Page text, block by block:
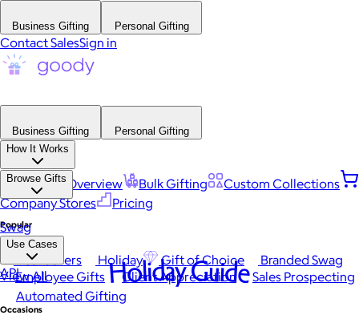
Business Gifting Personal Gifting
Contact SalesSign in
Business Gifting
Personal Gifting
How It Works
Platform Overview Bulk Gifting
Custom Collections
Company Stores
Pricing
Browse Gifts
Popular
Best Sellers Holiday Gift of Choice
Branded Swag
View All
Occasions
Swag
Use Cases
Employee Gifts Client Appreciation
Sales Prospecting
Automated Gifting
API Holiday Guide